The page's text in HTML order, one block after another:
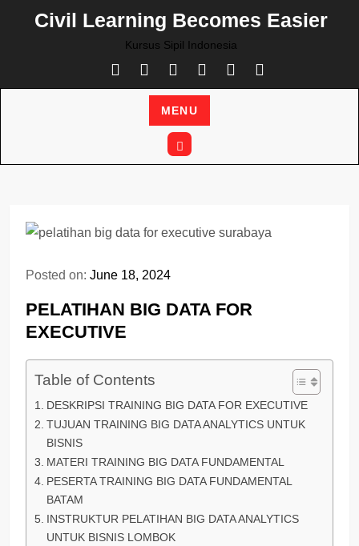
Civil Learning Becomes Easier
Kursus Sipil Indonesia
MENU
Posted on: June 18, 2024
PELATIHAN BIG DATA FOR
EXECUTIVE
Table of Contents
DESKRIPSI TRAINING BIG DATA FOR EXECUTIVE
TUJUAN TRAINING BIG DATA ANALYTICS UNTUK
BISNIS
MATERI TRAINING BIG DATA FUNDAMENTAL
PESERTA TRAINING BIG DATA FUNDAMENTAL
BATAM
INSTRUKTUR PELATIHAN BIG DATA ANALYTICS
UNTUK BISNIS LOMBOK